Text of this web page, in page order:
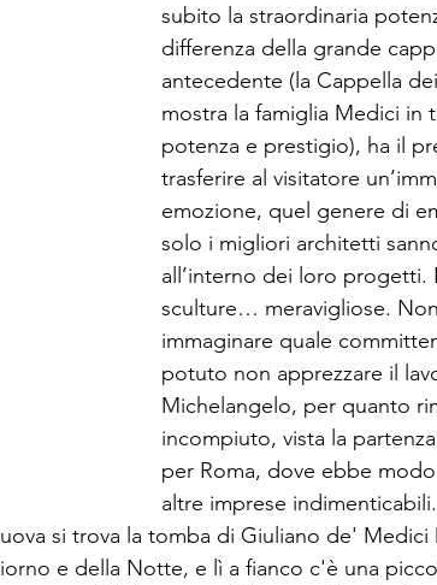
subito la straordinaria
differenza della grande
antecedente (la Cappella
mostra la famiglia Medici in
potenza e prestigio), ha il
trasferire al visitatore
emozione, quel genere di
solo i migliori architetti
all’interno dei loro progetti.
sculture… meravigliose.
immaginare quale
potuto non apprezzare il
Michelangelo, per quanto
incompiuto, vista la
per Roma, dove ebbe
altre imprese indimenticabili.
si trova la tomba di Giuliano de' Medici
e della Notte, e lì a fianco c'è una